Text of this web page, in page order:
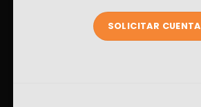
SOLICITAR CUENTA